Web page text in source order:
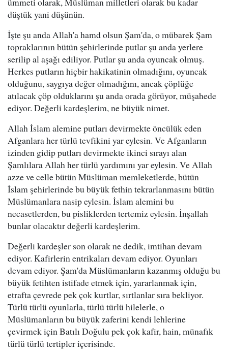
düştük yani düşünün.
İşte şu anda Allah'a hamd olsun Şam'da, o mübarek Şam
topraklarının bütün şehirlerinde putlar şu anda yerlere
serilip al aşağı ediliyor. Putlar şu anda oyuncak olmuş.
Herkes putların hiçbir hakikatinin olmadığını, oyuncak
olduğunu, saygıya değer olmadığını, ancak çöplüğe
atılacak çöp olduklarını şu anda orada görüyor, müşahede
ediyor. Değerli kardeşlerim, ne büyük nimet.
Allah İslam alemine putları devirmekte öncülük eden
Afganlara her türlü tevfikini yar eylesin. Ve Afganların
izinden gidip putları devirmekte ikinci sırayı alan
Şamlılara Allah her türlü yardımını yar eylesin. Ve Allah
azze ve celle bütün Müslüman memleketlerde, bütün
İslam şehirlerinde bu büyük fethin tekrarlanmasını bütün
Müslümanlara nasip eylesin. İslam alemini bu
necasetlerden, bu pisliklerden tertemiz eylesin. İnşallah
bunlar olacaktır değerli kardeşlerim.
Değerli kardeşler son olarak ne dedik, imtihan devam
ediyor. Kafirlerin entrikaları devam ediyor. Oyunları
devam ediyor. Şam'da Müslümanların kazanmış olduğu bu
büyük fetihten istifade etmek için, yararlanmak için,
etrafta çevrede pek çok kurtlar, sırtlanlar sıra bekliyor.
Türlü türlü oyunlarla, türlü türlü hilelerle, o
Müslümanların bu büyük zaferini kendi lehlerine
çevirmek için Batılı Doğulu pek çok kafir, hain, münafık
türlü türlü tertipler içerisinde.